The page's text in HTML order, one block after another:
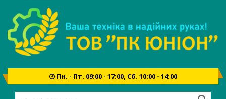
Пн. - Пт. 09:00 - 17:00, Сб. 10:00 - 14:00